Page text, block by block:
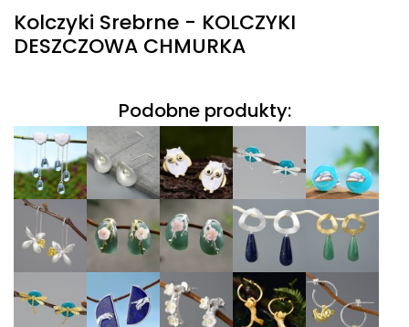
Kolczyki Srebrne - KOLCZYKI
DESZCZOWA CHMURKA
Podobne produkty: